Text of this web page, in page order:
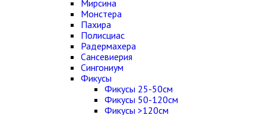
Мирсина
Монстера
Пахира
Полисциас
Радермахера
Сансевиерия
Сингониум
Фикусы
Фикусы 25-50см
Фикусы 50-120см
Фикусы >120см